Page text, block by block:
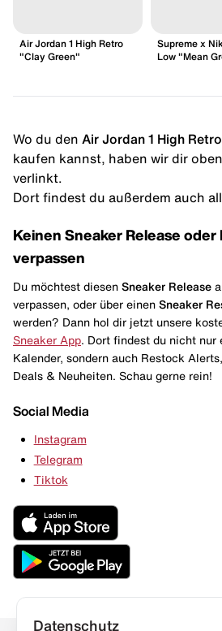
Air Jordan 1 High Retro
"Clay Green"
Supreme x
Low "Mean
Wo du den Air Jordan 1 High
kaufen kannst, haben wir dir
verlinkt.
Dort findest du außerdem auch
Keinen Sneaker Release oder
verpassen
Du möchtest diesen Sneaker Release
verpassen, oder über einen Sneaker
werden? Dann hol dir jetzt unsere
Sneaker App . Dort findest du nicht nur
Kalender, sondern auch Restock
Deals & Neuheiten. Schau gerne rein!
Social Media
Instagram
Telegram
Tiktok
Datenschutz